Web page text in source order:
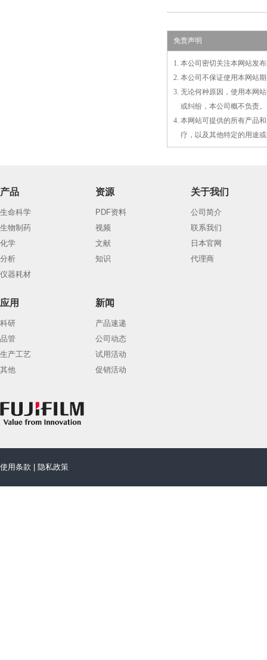
免责声明
1. 本公司密切关注本网站发
2. 本公司不保证使用本网站
3. 无论何种原因，使用本网
或纠纷，本公司概不负责。
4. 本网站可提供的所有产品
疗，以及其他特定的用途
产品
生命科学
生物制药
化学
分析
仪器耗材
资源
PDF资料
视频
文献
知识
关于我们
公司简介
联系我们
日本官网
代理商
应用
科研
品管
生产工艺
其他
新闻
产品速递
公司动态
试用活动
促销活动
使用条款 隐私政策